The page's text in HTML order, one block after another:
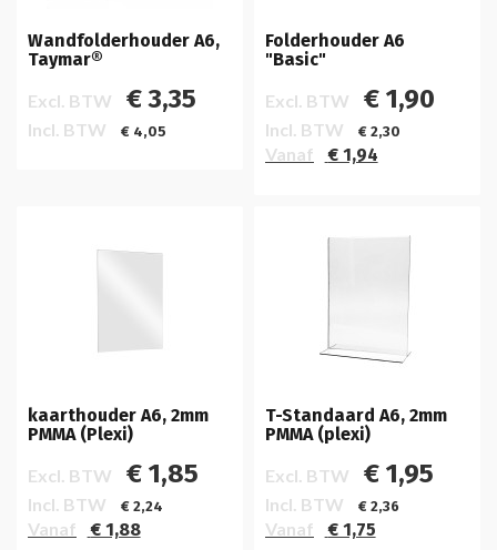
Wandfolderhouder A6,
Taymar®
Excl. BTW
€ 3,35
Incl. BTW € 4,05
Folderhouder A6
"Basic"
Excl. BTW
€ 1,90
Incl. BTW € 2,30
Vanaf € 1,94
kaarthouder A6, 2mm
PMMA (Plexi)
Excl. BTW
€ 1,85
Incl. BTW € 2,24
Vanaf € 1,88
T-Standaard A6, 2mm
PMMA (plexi)
Excl. BTW
€ 1,95
Incl. BTW € 2,36
Vanaf € 1,75